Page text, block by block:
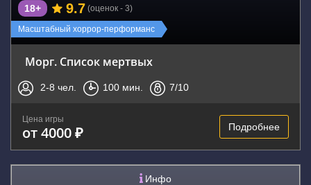
Масштабный хоррор-перформанс
18+ 9.7 (оценок - 3)
Морг. Список мертвых
2-8 чел. 100 мин. 7/10
Цена игры
от 4000 ₽ Подробнее
Инфо